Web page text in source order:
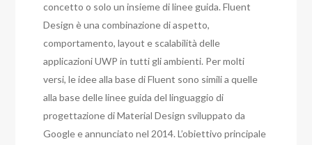
concetto o solo un insieme di linee guida. Fluent
Design è una combinazione di aspetto,
comportamento, layout e scalabilità delle
applicazioni UWP in tutti gli ambienti. Per molti
versi, le idee alla base di Fluent sono simili a quelle
alla base delle linee guida del linguaggio di
progettazione di Material Design sviluppato da
Google e annunciato nel 2014. L’obiettivo principale